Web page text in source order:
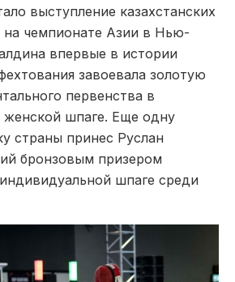
выступление казахстанских
на чемпионате Азии в Нью-
впервые в истории
завоевала золотую
первенства в
женской шпаге. Еще одну
страны принес Руслан
бронзовым призером
шпаге среди